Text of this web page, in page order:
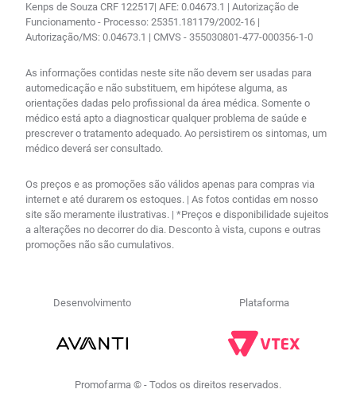
Kenps de Souza CRF 122517| AFE: 0.04673.1 | Autorização de
Funcionamento - Processo: 25351.181179/2002-16 |
Autorização/MS: 0.04673.1 | CMVS - 355030801-477-000356-1-0
As informações contidas neste site não devem ser usadas para
automedicação e não substituem, em hipótese alguma, as
orientações dadas pelo profissional da área médica. Somente o
médico está apto a diagnosticar qualquer problema de saúde e
prescrever o tratamento adequado. Ao persistirem os sintomas, um
médico deverá ser consultado.
Os preços e as promoções são válidos apenas para compras via
internet e até durarem os estoques. | As fotos contidas em nosso
site são meramente ilustrativas. | *Preços e disponibilidade sujeitos
a alterações no decorrer do dia. Desconto à vista, cupons e outras
promoções não são cumulativos.
Desenvolvimento Plataforma
Promofarma © - Todos os direitos reservados.